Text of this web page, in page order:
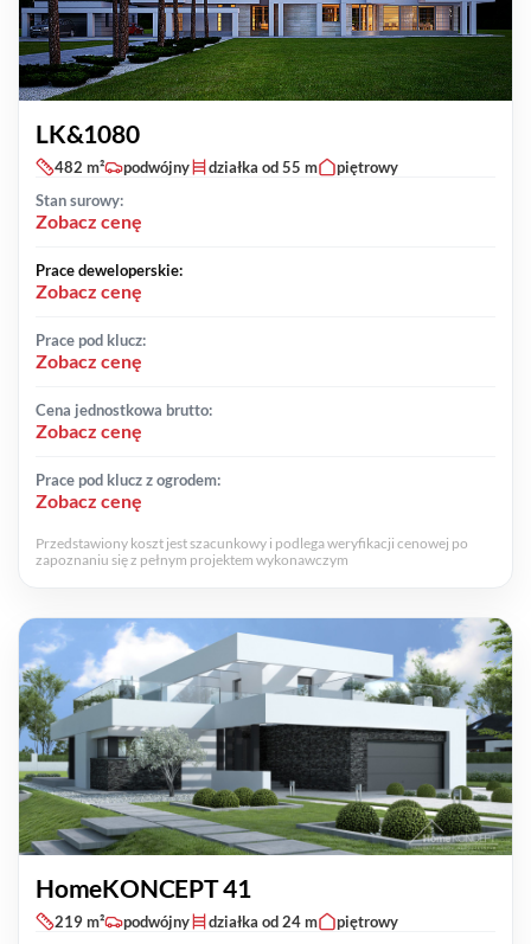
LK&1080
482 m² podwójny działka od 55 m
piętrowy
Stan surowy:
Zobacz cenę
Prace deweloperskie:
Zobacz cenę
Prace pod klucz:
Zobacz cenę
Cena jednostkowa brutto:
Zobacz cenę
Prace pod klucz z ogrodem:
Zobacz cenę
Przedstawiony koszt jest szacunkowy i podlega weryfikacji cenowej po
zapoznaniu się z pełnym projektem wykonawczym
HomeKONCEPT 41
219 m² podwójny działka od 24 m
piętrowy